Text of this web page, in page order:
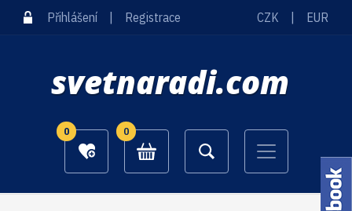
Přihlášení Registrace CZK EUR
svetnaradi.com
0 0